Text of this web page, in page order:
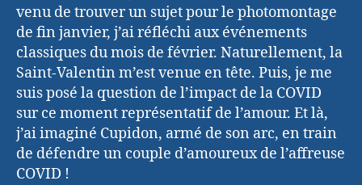
venu de trouver un sujet pour le photomontage
de fin janvier, j’ai réfléchi aux événements
classiques du mois de février. Naturellement, la
Saint-Valentin m’est venue en tête. Puis, je me
suis posé la question de l’impact de la COVID
sur ce moment représentatif de l’amour. Et là,
j’ai imaginé Cupidon, armé de son arc, en train
de défendre un couple d’amoureux de l’affreuse
COVID !